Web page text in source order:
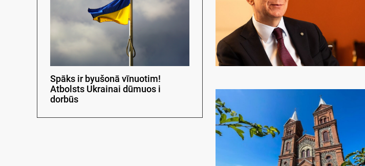
Spāks ir byušonā vīnuotim!
Atbolsts Ukrainai dūmuos i
dorbūs